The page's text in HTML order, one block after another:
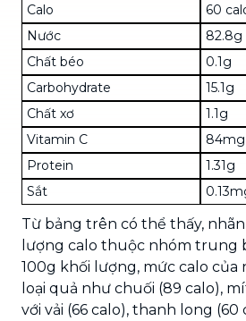
Calo
60
Nước
82.8g
Chất béo
0.1g
Carbohydrate
15.1g
Chất xơ
1.1g
Vitamin C
84mg
Protein
1.31g
Sắt
Từ bảng trên có thể thấy,
lượng calo thuộc nhóm trung
100g khối lượng, mức calo của
loại quả như chuối (89 calo),
với vải (66 calo), thanh long (60